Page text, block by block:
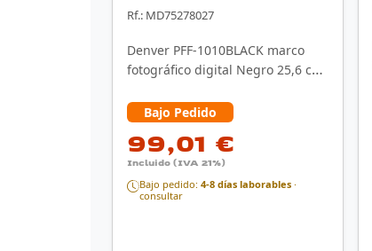
Rf.: MD75278027
Denver PFF-1010BLACK marco
fotográfico digital Negro 25,6 cm
Bajo Pedido
99,01 €
Incluido (IVA 21%)
Bajo pedido: 4-8 días laborables ·
consultar